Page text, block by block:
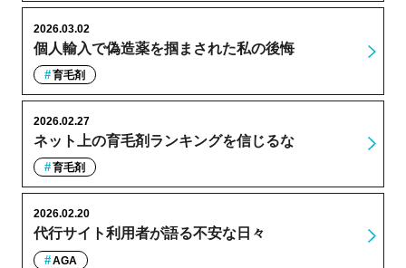
個人輸入で偽造薬を掴まされた私の後悔
2026.03.02
育毛剤
ネット上の育毛剤ランキングを信じるな
2026.02.27
育毛剤
代行サイト利用者が語る不安な日々
2026.02.20
AGA